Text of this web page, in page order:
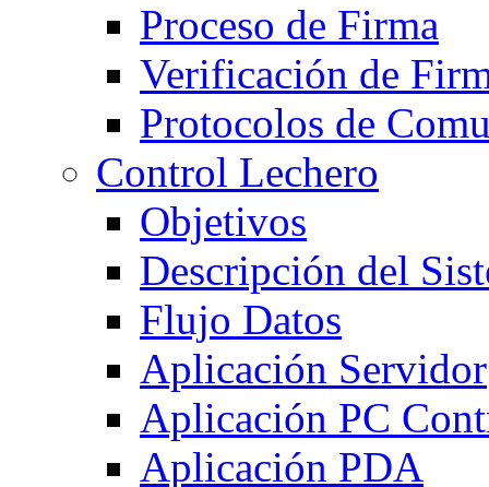
Proceso de Firma
Verificación de
Protocolos de
Control Lechero
Objetivos
Descripción del
Flujo Datos
Aplicación Servidor
Aplicación PC
Aplicación PDA